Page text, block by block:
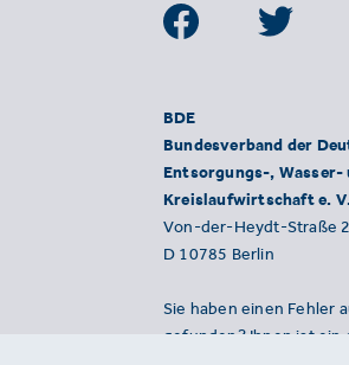
BDE
Bundesverband der
Entsorgungs-, Wasser-
Kreislaufwirtschaft e.
Von-der-Heydt-Straße 2
D 10785 Berlin
Sie haben einen Fehler
gefunden? Ihnen ist ein